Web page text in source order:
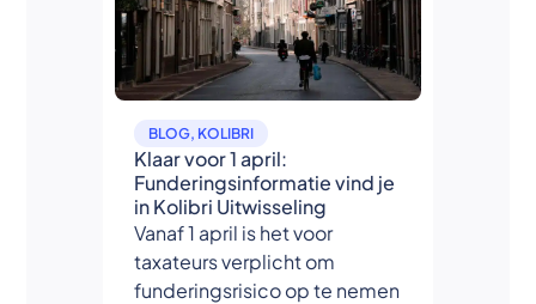
BLOG, KOLIBRI
Klaar voor 1 april:
Funderingsinformatie vind je
in Kolibri Uitwisseling
Vanaf 1 april is het voor
taxateurs verplicht om
funderingsrisico op te nemen